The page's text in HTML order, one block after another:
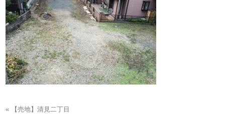
« 【売地】清見二丁目